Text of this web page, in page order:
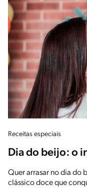
Receitas especiais
Dia do beijo: o
Quer arrasar no dia do
clássico doce que